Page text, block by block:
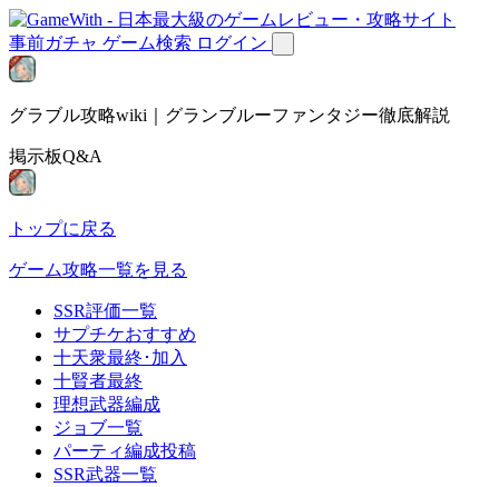
事前ガチャ ゲーム検索 ログイン
グラブル攻略wiki｜グランブルーファンタジー徹底解説
掲示板Q&A
トップに戻る
ゲーム攻略一覧を見る
SSR評価一覧
サプチケおすすめ
十天衆最終･加入
十賢者最終
理想武器編成
ジョブ一覧
パーティ編成投稿
SSR武器一覧